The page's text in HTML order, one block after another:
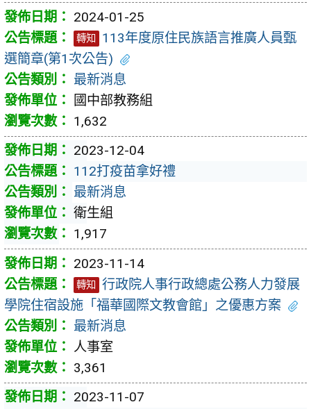
2024-01-25
轉知
113年度原住民族語言推廣人員甄
選簡章(第1次公告)
最新消息
國中部教務組
1,632
2023-12-04
112打疫苗拿好禮
最新消息
衛生組
1,917
2023-11-14
轉知
行政院人事行政總處公務人力發展
學院住宿設施「福華國際文教會館」之優惠方案
最新消息
人事室
3,361
2023-11-07